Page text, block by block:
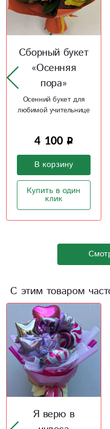
Сборный букет
«Возрождение»
с хризантемами
Сборный букет с
пионами, кустовой
6 450
В корзину
Купить в один
клик
С этим товаром
Керамическая